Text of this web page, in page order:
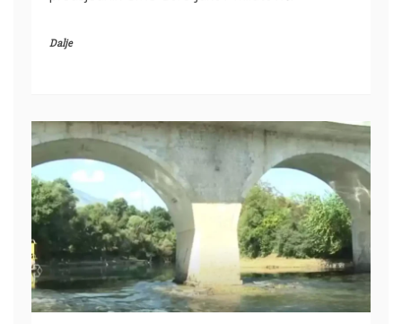
Dalje